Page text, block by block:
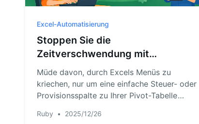
Excel-Automatisierung
Stoppen Sie die
Zeitverschwendung mit
berechneten Feldern: Lassen Sie
Excel KI Ihre Pivot-Tabellen
erstellen
Müde davon, durch Excels Menüs zu
kriechen, nur um eine einfache Steuer- oder
Provisionsspalte zu Ihrer Pivot-Tabelle
KI-Agent wie RowSpeak berechnete Felder
Ruby • 2025/12/26